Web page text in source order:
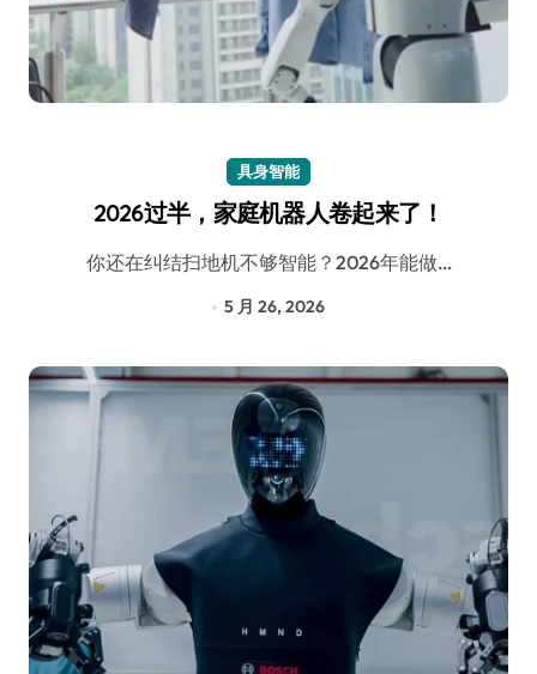
具身智能
2026过半，家庭机器人卷起来了！
你还在纠结扫地机不够智能？2026年能做…
5 月 26, 2026